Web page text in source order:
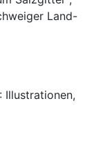
Land-
Illustrationen,